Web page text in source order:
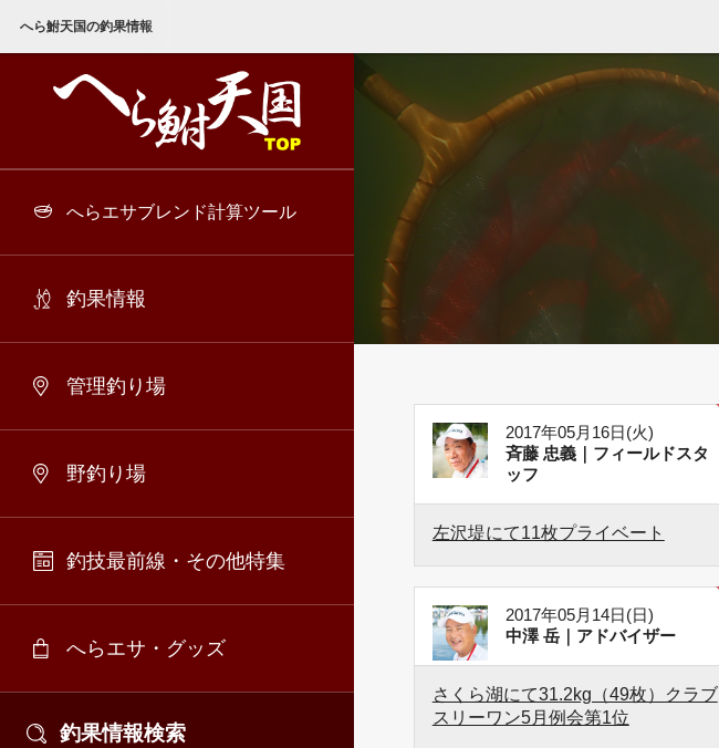
へら鮒天国の釣果情報
へらエサブレンド計算ツール
釣果情報
管理釣り場
野釣り場
釣技最前線・その他特集
へらエサ・グッズ
釣果情報検索
2017年05月16日(火)
斉藤 忠義｜フィールドスタ
ッフ
左沢堤にて11枚プライベート
2017年05月14日(日)
中澤 岳｜アドバイザー
さくら湖にて31.2kg（49枚）クラブ
スリーワン5月例会第1位